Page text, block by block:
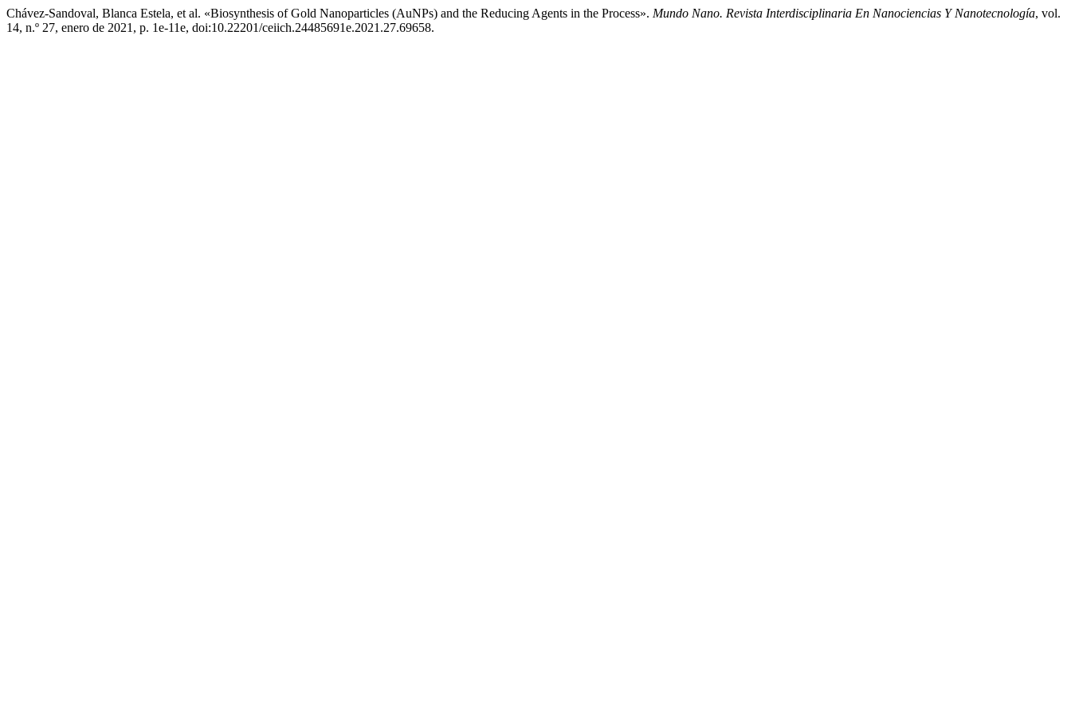
Chávez-Sandoval, Blanca Estela, et al. «Biosynthesis of Gold Nanoparticles (AuNPs) and the Reducing Agents in the Process». Mundo Nano. Revista Interdisciplinaria En Nanociencias Y Nanotecnología, vol.
14, n.º 27, enero de 2021, p. 1e-11e, doi:10.22201/ceiich.24485691e.2021.27.69658.